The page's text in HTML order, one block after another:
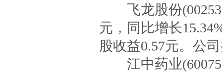
飞龙股份
元，同比增长
股收益0.57元。公
江中药业